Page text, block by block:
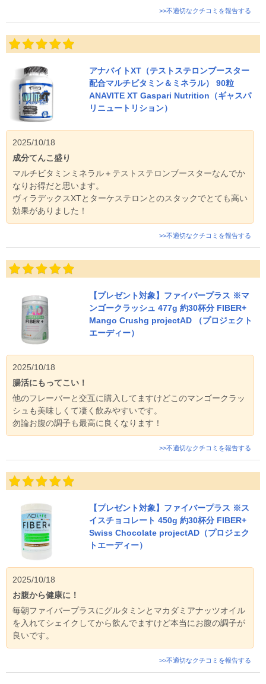
>>不適切なクチコミを報告する
アナバイトXT（テストステロンブースター
配合マルチビタミン＆ミネラル） 90粒
ANAVITE XT Gaspari Nutrition（ギャスパ
リニュートリション）
2025/10/18
成分てんこ盛り
マルチビタミンミネラル＋テストステロンブースターなんでか
なりお得だと思います。
ヴィラデックスXTとターケステロンとのスタックでとても高い
効果がありました！
>>不適切なクチコミを報告する
【プレゼント対象】ファイバープラス ※マ
ンゴークラッシュ 477g 約30杯分 FIBER+
Mango Crushg projectAD （プロジェクト
エーディー）
2025/10/18
腸活にもってこい！
他のフレーバーと交互に購入してますけどこのマンゴークラッ
シュも美味しくて凄く飲みやすいです。
勿論お腹の調子も最高に良くなります！
>>不適切なクチコミを報告する
【プレゼント対象】ファイバープラス ※ス
イスチョコレート 450g 約30杯分 FIBER+
Swiss Chocolate projectAD（プロジェク
トエーディー）
2025/10/18
お腹から健康に！
毎朝ファイバープラスにグルタミンとマカダミアナッツオイル
を入れてシェイクしてから飲んでますけど本当にお腹の調子が
良いです。
>>不適切なクチコミを報告する